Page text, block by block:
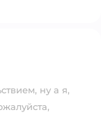
ну а я,